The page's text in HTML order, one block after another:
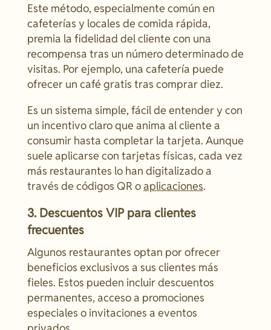
Este método, especialmente común en
cafeterías y locales de comida rápida,
premia la fidelidad del cliente con una
recompensa tras un número determinado de
visitas. Por ejemplo, una cafetería puede
ofrecer un café gratis tras comprar diez.
Es un sistema simple, fácil de entender y con
un incentivo claro que anima al cliente a
consumir hasta completar la tarjeta. Aunque
suele aplicarse con tarjetas físicas, cada vez
más restaurantes lo han digitalizado a
través de códigos QR oaplicaciones.
3. Descuentos VIP para clientes
frecuentes
Algunos restaurantes optan por ofrecer
beneficios exclusivos a sus clientes más
fieles. Estos pueden incluir descuentos
permanentes, acceso a promociones
especiales o invitaciones a eventos